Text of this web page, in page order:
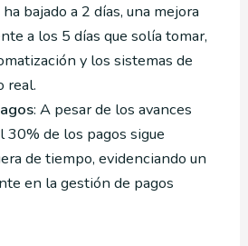
bajado a 2 días, una mejora
a los 5 días que solía tomar,
y los sistemas de
real.
: A pesar de los avances
30% de los pagos sigue
de tiempo, evidenciando un
en la gestión de pagos